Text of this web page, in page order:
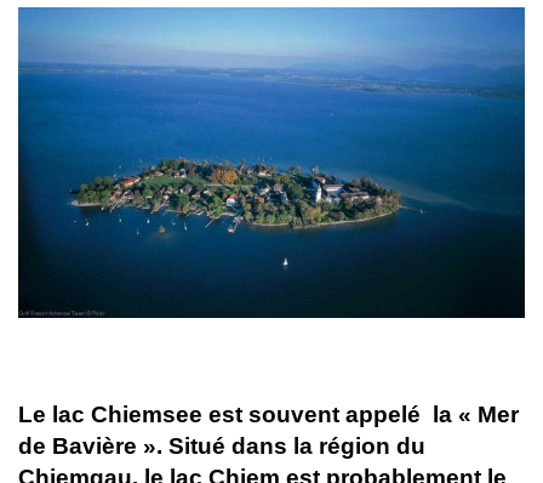
Le lac Chiemsee est souvent appelé la « Mer
de Bavière ». Situé dans la région du
Chiemgau, le lac Chiem est probablement le